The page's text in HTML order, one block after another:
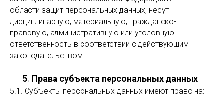
области защит персональных данных, несут
дисциплинарную, материальную, гражданско-
правовую, административную или уголовную
ответственность в соответствии с действующим
законодательством.
5. Права субъекта персональных данных
5.1. Субъекты персональных данных имеют право на: